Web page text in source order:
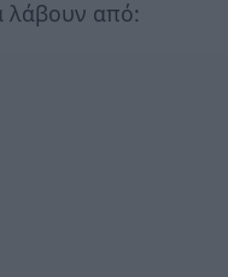
λάβουν από: